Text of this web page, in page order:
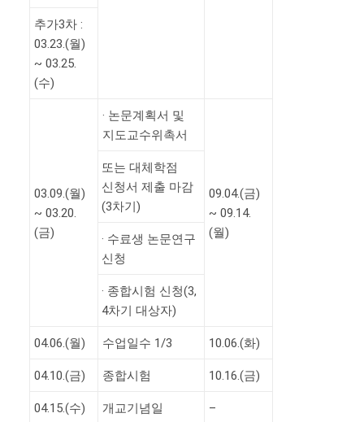
추가3차 :
03.23.(월)
~ 03.25.
(수)
03.09.(월)
~ 03.20.
(금)
· 논문계획서 및
지도교수위촉서
09.04.(금)
~ 09.14.
(월)
또는 대체학점
신청서 제출 마감
(3차기)
· 수료생 논문연구
신청
· 종합시험 신청(3,
4차기 대상자)
04.06.(월) 수업일수 1/3 10.06.(화)
04.10.(금) 종합시험 10.16.(금)
04.15.(수) 개교기념일 –